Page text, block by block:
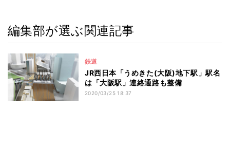
編集部が選ぶ関連記事
鉄道
JR西日本「うめきた(大阪)地下駅」駅名
は「大阪駅」連絡通路も整備
2020/03/25 18:37